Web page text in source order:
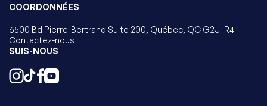
COORDONNÉES
6500 Bd Pierre-Bertrand Suite 200, Québec, QC G2J 1R4
Contactez-nous
SUIS-NOUS